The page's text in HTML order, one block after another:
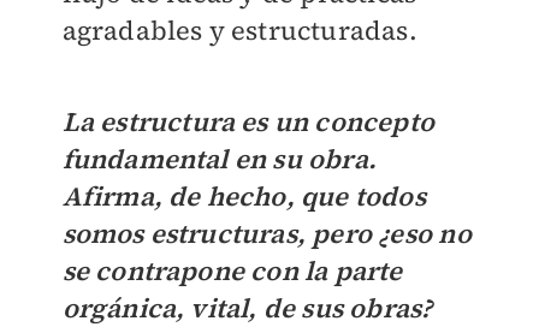
agradables y estructuradas.
La estructura es un concepto
fundamental en su obra.
Afirma, de hecho, que todos
somos estructuras, pero ¿eso no
se contrapone con la parte
orgánica, vital, de sus obras?